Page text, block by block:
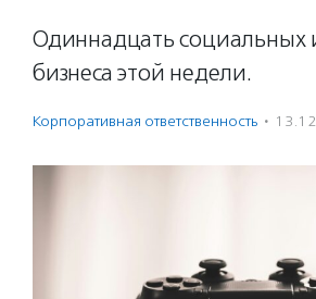
Одиннадцать социальных
бизнеса этой недели.
Корпоративная ответственность ·